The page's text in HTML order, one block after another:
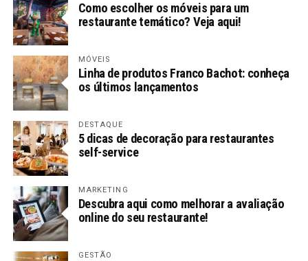
Como escolher os móveis para um
restaurante temático? Veja aqui!
MÓVEIS
Linha de produtos Franco Bachot: conheça
os últimos lançamentos
DESTAQUE
5 dicas de decoração para restaurantes
self-service
MARKETING
Descubra aqui como melhorar a avaliação
online do seu restaurante!
GESTÃO